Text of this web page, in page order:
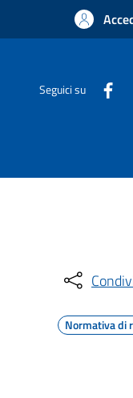
Seguici su
Normativa di